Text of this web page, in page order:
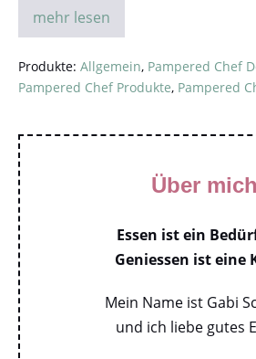
mehr lesen
Produkte: Allgemein, Pampered Chef
Pampered Chef Produkte, Pampered
Über mich
Essen ist ein
Geniessen ist eine
Mein Name ist Gabi
und ich liebe gutes